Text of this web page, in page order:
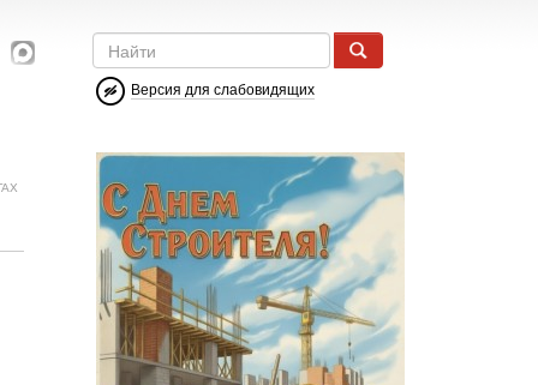
Версия для слабовидящих